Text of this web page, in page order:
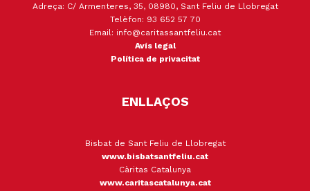
Adreça: C/ Armenteres, 35, 08980, Sant Feliu de Llobregat
Telèfon: 93 652 57 70
Email: info@caritassantfeliu.cat
Avís legal
Política de privacitat
ENLLAÇOS
Bisbat de Sant Feliu de Llobregat
www.bisbatsantfeliu.cat
Càritas Catalunya
www.caritascatalunya.cat